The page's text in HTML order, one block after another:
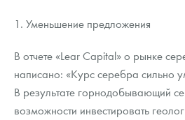
1. Уменьшение предложения
В отчете «Lear Capital» о рынке
написано: «Курс серебра сильно
В результате горнодобывающий
возможности инвестировать